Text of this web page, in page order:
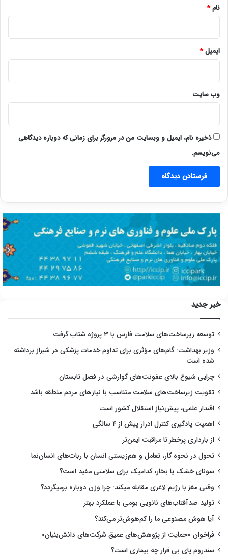
نام*
ایمیل*
وب‌ سایت
ذخیره نام، ایمیل و وبسایت من در مرورگر برای زمانی که دوباره دیدگاهی
می‌نویسم.
خبر جدید
توسعه زیرساخت‌های سلامت فارس با ۳ پروژه شتاب گرفت
وزیر بهداشت: گام‌های مؤثری برای تداوم خدمات پزشکی در شیراز برداشته
شده است
چرایی شیوع بالای عفونت‌های گوارشی در فصل تابستان
تقویت زیرساخت‌های سلامت متناسب با نیازهای مردم منطقه باشد
اقتدار علمی، پیش‌نیاز استقلال کشور است
اهمیت یادگیری کنترل ادرار پیش از ۴ سالگی
از بارداری پرخطر تا مراقبت ایمن‌تر
تحول در نحوه کار، تعامل و هم‌زیستی انسان با ربات‌های انسان‌نما
سونای خشک یا بخار، کدامیک برای سلامتی مفید است؟
وقتی مغز با رژیم لاغری مقابله میکند: چرا وزن دوباره برمیگردد؟
تولید ضدآفتاب‌های نانویی بومی با عملکرد بهتر
آیا هوش مصنوعی ما را کم‌هوش‌تر می‌کند؟
فراخوان «حمایت از پژوهش‌های عمیق شرکت‌های دانش‌بنیان»
سندروم پای بی قرار چه بیماری است؟